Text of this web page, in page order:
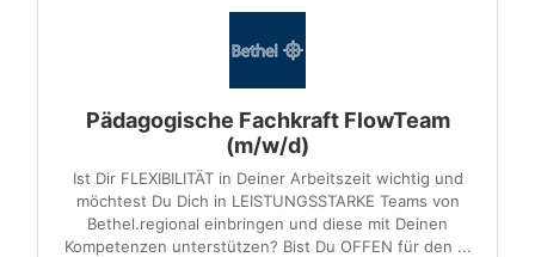
Pädagogische Fachkraft FlowTeam
(m/w/d)
Ist Dir FLEXIBILITÄT in Deiner Arbeitszeit wichtig und
möchtest Du Dich in LEISTUNGSSTARKE Teams von
Bethel.regional einbringen und diese mit Deinen
Kompetenzen unterstützen? Bist Du OFFEN für den ...